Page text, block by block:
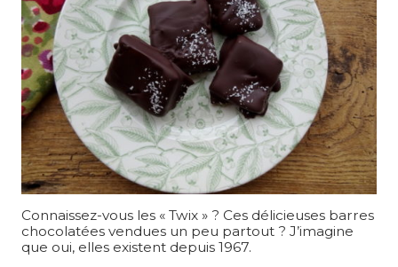
Connaissez-vous les « Twix » ? Ces délicieuses barres
chocolatées vendues un peu partout ? J’imagine
que oui, elles existent depuis 1967.